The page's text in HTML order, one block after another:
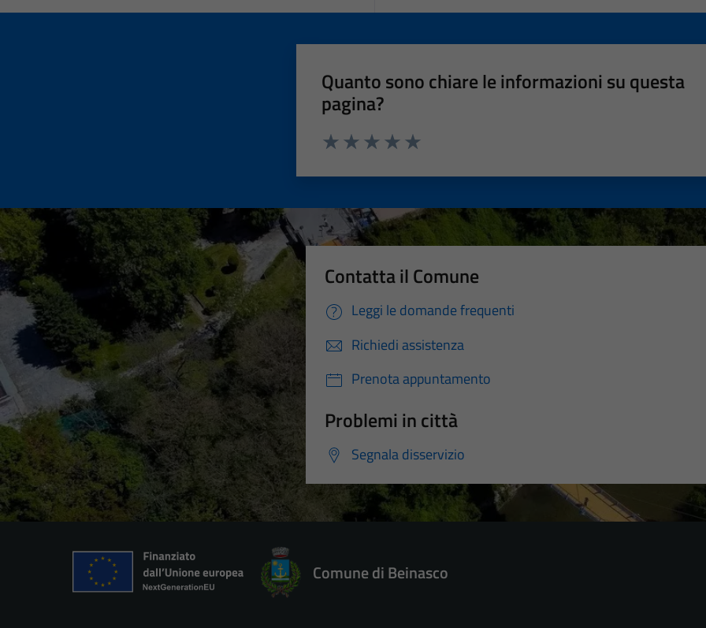
Quanto sono chiare le informazioni su questa
pagina?
Contatta il Comune
Leggi le domande frequenti
Richiedi assistenza
Prenota appuntamento
Problemi in città
Segnala disservizio
Comune di Beinasco